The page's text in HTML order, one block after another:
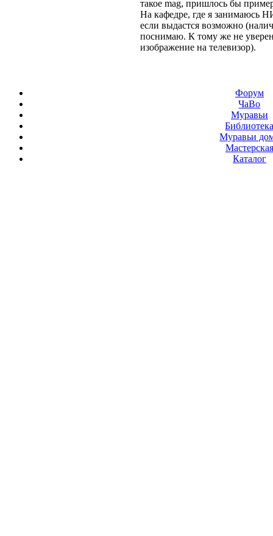
такое mag, пришлось бы
На кафедре, где я занимаюсь
если выдастся возможно
поснимаю. К тому же не
изображение на телевизор).
Форум
ЧаВо
Муравьи
Муравьи
Мастерская
Каталог